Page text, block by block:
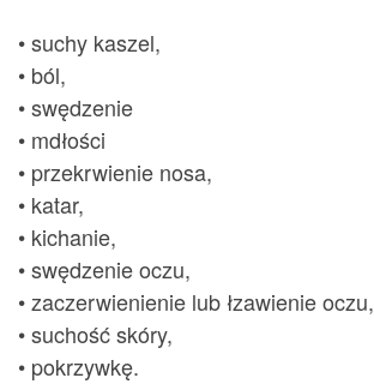
• suchy kaszel,
• ból,
• swędzenie
• mdłości
• przekrwienie nosa,
• katar,
• kichanie,
• swędzenie oczu,
• zaczerwienienie lub łzawienie oczu,
• suchość skóry,
• pokrzywkę.